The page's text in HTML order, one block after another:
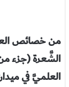
من خصائص
الشَّعرة (جزء
العلميَّ في